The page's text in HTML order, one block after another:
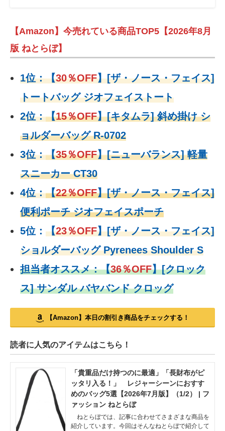
【Amazon】今売れている商品TOP5【2026年8月
版 ねとらぼ】
1位：【30％OFF】[ザ・ノース・フェイス]
トートバッグ ジオフェイストート
2位：【15％OFF】[キタムラ] 斜め掛け シ
ョルダーバッグ R-0702
3位：【35％OFF】[ニューバランス] 軽量
スニーカー CT30
4位：【22％OFF】[ザ・ノース・フェイス]
便利ポーチ ジオフェイスポーチ
5位： 【23％OFF】[ザ・ノース・フェイス]
ショルダーバッグ Pyrenees Shoulder S
担当者オススメ：【36％OFF】[クロック
ス] サンダル バヤバンド クロッグ
【Amazon】本日の割引き商品をチェックする！
読者に人気のアイテムはこちら！
「貴重品だけ持つのに最適」「長財布がピ
ッタリ入る！」 レジャーシーンにおすす
めのバッグ5選【2026年7月版】（1/2） | フ
ァッション ねとらぼ
ねとらぼでは、記事に合わせてさまざまな商品を
紹介しています。今回はそんなねとらぼで紹介して